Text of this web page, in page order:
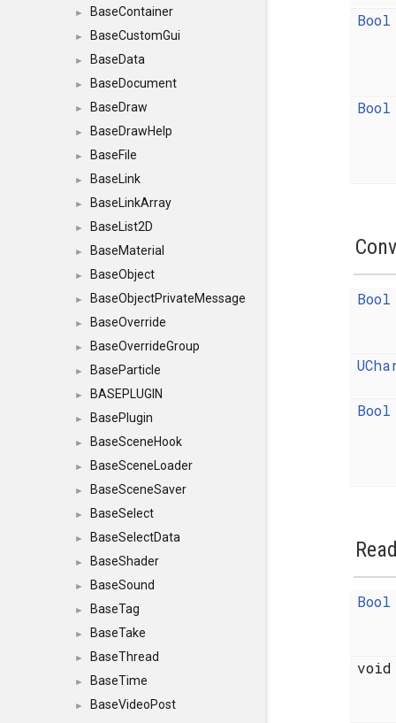
► BaseContainer
► BaseCustomGui
► BaseData
► BaseDocument
► BaseDraw
► BaseDrawHelp
► BaseFile
► BaseLink
► BaseLinkArray
► BaseList2D
► BaseMaterial
► BaseObject
► BaseObjectPrivateMessage
► BaseOverride
► BaseOverrideGroup
► BaseParticle
► BASEPLUGIN
► BasePlugin
► BaseSceneHook
► BaseSceneLoader
► BaseSceneSaver
► BaseSelect
► BaseSelectData
► BaseShader
► BaseSound
► BaseTag
► BaseTake
► BaseThread
► BaseTime
►
BaseVideoPost
Bool
Bool
Bool
Bool
Bool